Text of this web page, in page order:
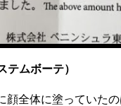
ムボーテ）
顔全体に塗っていたの